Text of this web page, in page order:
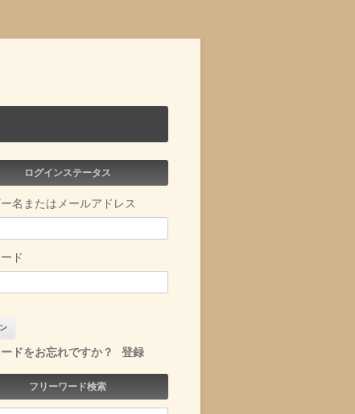
ログインステータス
名またはメールアドレス
ド
ドをお忘れですか？ 登録
フリーワード検索